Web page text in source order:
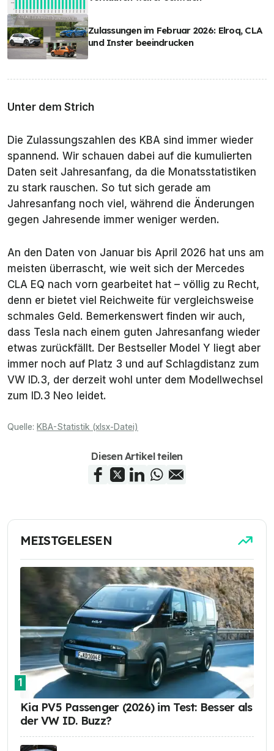
Zulassungen im Februar 2026: Elroq, CLA
und Inster beeindrucken
Unter dem Strich
Die Zulassungszahlen des KBA sind immer wieder
spannend. Wir schauen dabei auf die kumulierten
Daten seit Jahresanfang, da die Monatsstatistiken
zu stark rauschen. So tut sich gerade am
Jahresanfang noch viel, während die Änderungen
gegen Jahresende immer weniger werden.
An den Daten von Januar bis April 2026 hat uns am
meisten überrascht, wie weit sich der Mercedes
CLA EQ nach vorn gearbeitet hat – völlig zu Recht,
denn er bietet viel Reichweite für vergleichsweise
schmales Geld. Bemerkenswert finden wir auch,
dass Tesla nach einem guten Jahresanfang wieder
etwas zurückfällt. Der Bestseller Model Y liegt aber
immer noch auf Platz 3 und auf Schlagdistanz zum
VW ID.3, der derzeit wohl unter dem Modellwechsel
zum ID.3 Neo leidet.
Quelle: KBA-Statistik (xlsx-Datei)
Diesen Artikel teilen
MEISTGELESEN
1
Kia PV5 Passenger (2026) im Test: Besser als
der VW ID. Buzz?